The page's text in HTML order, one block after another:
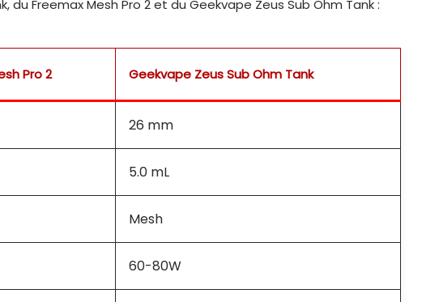
Freemax Mesh Pro 2 et du Geekvape Zeus Sub Ohm Tank :
Pro 2 Geekvape Zeus Sub Ohm Tank
26 mm
5.0 mL
Mesh
60-80W